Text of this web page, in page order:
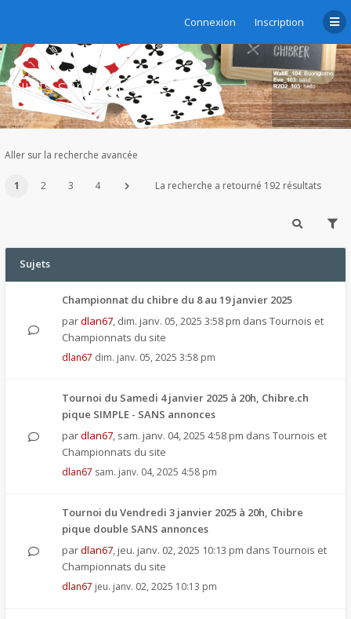
Connexion Inscription
Sujets sans réponse
Aller sur la recherche avancée
1 2 3 4 La recherche a retourné 192 résultats
Sujets
Championnat du chibre du 8 au 19 janvier 2025
pardlan67, dim. janv. 05, 2025 3:58 pm dans Tournois et
Championnats du site
dlan67 dim. janv. 05, 2025 3:58 pm
Tournoi du Samedi 4 janvier 2025 à 20h, Chibre.ch
pique SIMPLE - SANS annonces
pardlan67, sam. janv. 04, 2025 4:58 pm dans Tournois et
Championnats du site
dlan67 sam. janv. 04, 2025 4:58 pm
Tournoi du Vendredi 3 janvier 2025 à 20h, Chibre
pique double SANS annonces
pardlan67, jeu. janv. 02, 2025 10:13 pm dans Tournois et
Championnats du site
dlan67 jeu. janv. 02, 2025 10:13 pm